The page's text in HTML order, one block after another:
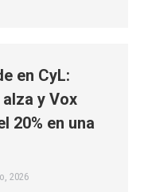
en CyL:
y Vox
20% en una
2026